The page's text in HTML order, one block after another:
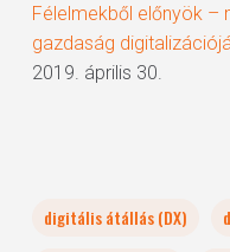
Félelmekből előnyök –
gazdaság
2019. április 30.
digitális átállás (DX)